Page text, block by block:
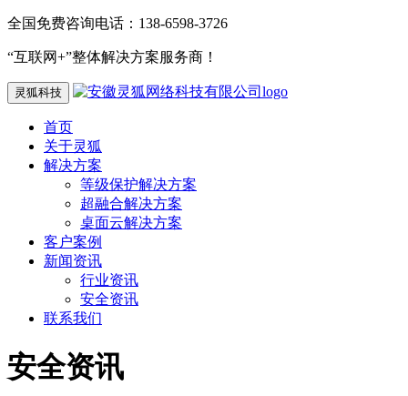
全国免费咨询电话：138-6598-3726
“互联网+”整体解决方案服务商！
灵狐科技
首页
关于灵狐
解决方案
等级保护解决方案
超融合解决方案
桌面云解决方案
客户案例
新闻资讯
行业资讯
安全资讯
联系我们
安全资讯